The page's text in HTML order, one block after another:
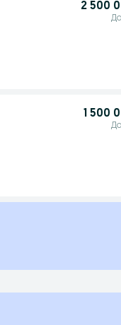
2 500
1 500